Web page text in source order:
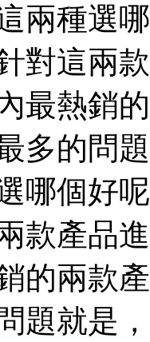
兩種選
對這兩
最熱銷
多的問
哪個好
款產品
的兩款
題就是